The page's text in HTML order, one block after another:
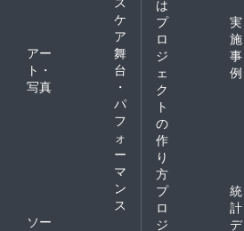
ケ
ア
アー
ト・
写真
舞
台
・
パ
フ
ォ
ー
マ
ン
ス
ソー
は
プ
ロ
ジ
ェ
ク
ト
の
作
り
方
実
施
事
例
プ
ロ
ジ
統
計
デ